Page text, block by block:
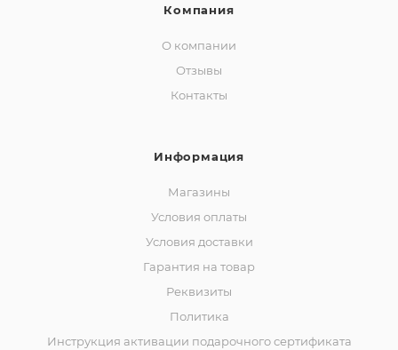
Компания
О компании
Отзывы
Контакты
Информация
Магазины
Условия оплаты
Условия доставки
Гарантия на товар
Реквизиты
Политика
Инструкция активации подарочного сертификата